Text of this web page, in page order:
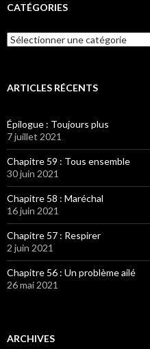
CATÉGORIES
Catégories
ARTICLES RÉCENTS
Épilogue : Toujours plus
7 juillet 2021
Chapitre 59 : Tous ensemble
30 juin 2021
Chapitre 58 : Maréchal
16 juin 2021
Chapitre 57 : Respirer
2 juin 2021
Chapitre 56 : Un problème ailé
26 mai 2021
ARCHIVES